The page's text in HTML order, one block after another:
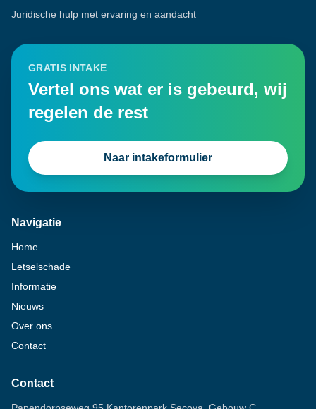
Juridische hulp met ervaring en aandacht
GRATIS INTAKE
Vertel ons wat er is gebeurd, wij
regelen de rest
Naar intakeformulier
Navigatie
Home
Letselschade
Informatie
Nieuws
Over ons
Contact
Contact